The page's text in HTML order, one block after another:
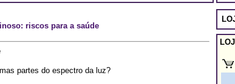
riscos para a saúde
partes do espectro da luz?